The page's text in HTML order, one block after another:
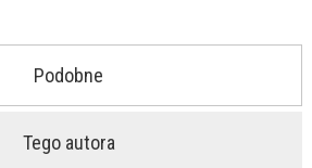
Podobne
Tego autora